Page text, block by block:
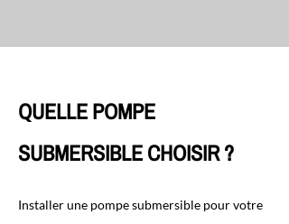
QUELLE POMPE
SUBMERSIBLE CHOISIR ?
Installer une pompe submersible pour votre